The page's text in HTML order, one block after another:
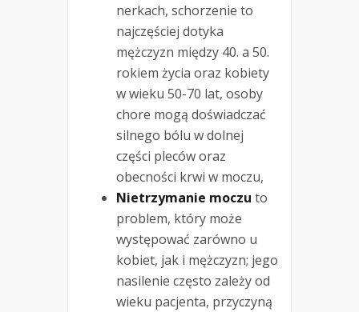
nerkach, schorzenie to
najczęściej dotyka
mężczyzn między 40. a 50.
rokiem życia oraz kobiety
w wieku 50-70 lat, osoby
chore mogą doświadczać
silnego bólu w dolnej
części pleców oraz
obecności krwi w moczu,
Nietrzymanie moczu to
problem, który może
występować zarówno u
kobiet, jak i mężczyzn; jego
nasilenie często zależy od
wieku pacjenta, przyczyną